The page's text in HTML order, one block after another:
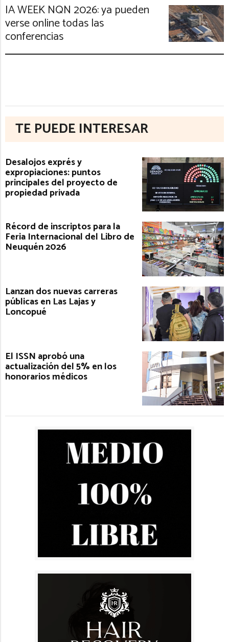
IA WEEK NQN 2026: ya pueden
verse online todas las
conferencias
TE PUEDE INTERESAR
Desalojos exprés y
expropiaciones: puntos
principales del proyecto de
propiedad privada
Récord de inscriptos para la
Feria Internacional del Libro de
Neuquén 2026
Lanzan dos nuevas carreras
públicas en Las Lajas y
Loncopué
El ISSN aprobó una
actualización del 5% en los
honorarios médicos